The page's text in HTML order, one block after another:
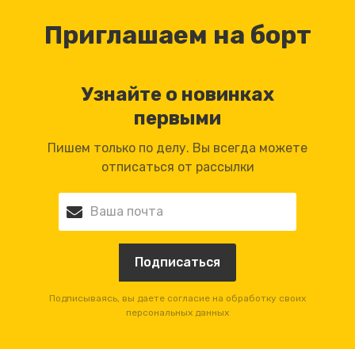
Приглашаем на борт
Узнайте о новинках
первыми
Пишем только по делу. Вы всегда можете
отписаться от рассылки
Подписываясь, вы даете согласие на обработку своих
персональных данных